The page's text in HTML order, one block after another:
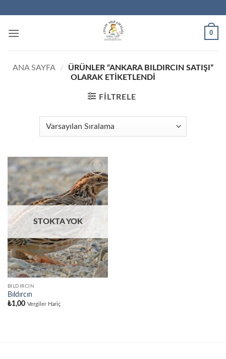
0
ANA SAYFA /
ÜRÜNLER “ANKARA BILDIRCIN SATIŞI”
OLARAK ETIKETLENDI
FILTRELE
STOKTA YOK
BILDIRCIN
Bıldırcın
₺1,00 Vergiler Hariç